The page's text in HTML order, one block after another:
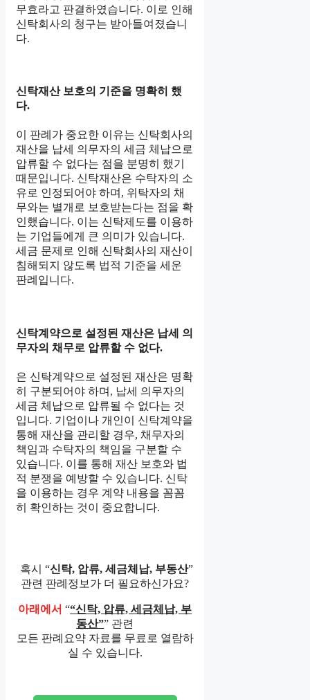
무효라고 판결하였습니다. 이로 인해
신탁회사의 청구는 받아들여졌습니
다.
신탁재산 보호의 기준을 명확히 했
다.
이 판례가 중요한 이유는 신탁회사의
재산을 납세 의무자의 세금 체납으로
압류할 수 없다는 점을 분명히 했기
때문입니다. 신탁재산은 수탁자의 소
유로 인정되어야 하며, 위탁자의 채
무와는 별개로 보호받는다는 점을 확
인했습니다. 이는 신탁제도를 이용하
는 기업들에게 큰 의미가 있습니다.
세금 문제로 인해 신탁회사의 재산이
침해되지 않도록 법적 기준을 세운
판례입니다.
신탁계약으로 설정된 재산은 납세 의
무자의 채무로 압류할 수 없다.
은 신탁계약으로 설정된 재산은 명확
히 구분되어야 하며, 납세 의무자의
세금 체납으로 압류될 수 없다는 것
입니다. 기업이나 개인이 신탁계약을
통해 재산을 관리할 경우, 채무자의
책임과 수탁자의 책임을 구분할 수
있습니다. 이를 통해 재산 보호와 법
적 분쟁을 예방할 수 있습니다. 신탁
을 이용하는 경우 계약 내용을 꼼꼼
히 확인하는 것이 중요합니다.
혹시 “신탁, 압류, 세금체납, 부동산”
관련 판례정보가 더 필요하신가요?
아래에서 ““신탁, 압류, 세금체납, 부
동산”” 관련
모든 판례요약 자료를 무료로 열람하
실 수 있습니다.